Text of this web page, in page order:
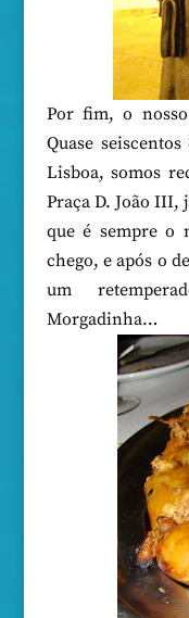
Por fim, o
Quase
Lisboa, somos
Praça D. João III,
que é sempre o
chego, e após o
um
Morgadinha…